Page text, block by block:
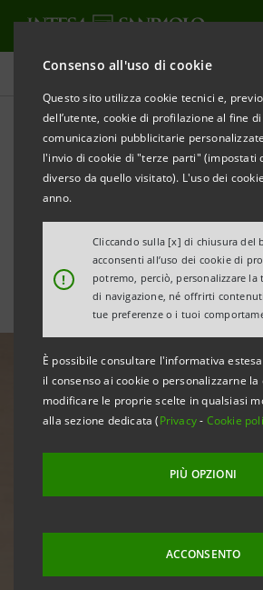
Consenso all'uso di cookie
Questo sito utilizza cookie tecnici e,
dell’utente, cookie di profilazione al fine
comunicazioni pubblicitarie
l'invio di cookie di "terze parti" (impostati
diverso da quello visitato). L'uso dei
anno.
!
Cliccando sulla [x] di chiusura del
acconsenti all’uso dei cookie di
potremo, perciò, personalizzare la
di navigazione, né offrirti
tue preferenze o i tuoi
È possibile consultare l'informativa
il consenso ai cookie o personalizzarne
modificare le proprie scelte in qualsiasi
alla sezione dedicata (Privacy- Cookie
PIÙ OPZIONI
ACCONSENTO
Tutte le news
Risultati terzo
2022: dichiarazioni
Carlo Messina